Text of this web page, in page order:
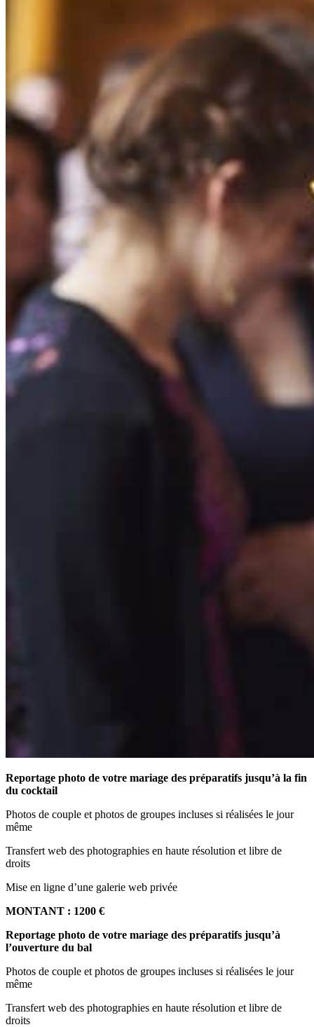
Reportage photo de votre mariage des préparatifs jusqu’à la fin
du cocktail
Photos de couple et photos de groupes incluses si réalisées le jour
même
Transfert web des photographies en haute résolution et libre de
droits
Mise en ligne d’une galerie web privée
MONTANT : 1200 €
Reportage photo de votre mariage des préparatifs jusqu’à
l’ouverture du bal
Photos de couple et photos de groupes incluses si réalisées le jour
même
Transfert web des photographies en haute résolution et libre de
droits